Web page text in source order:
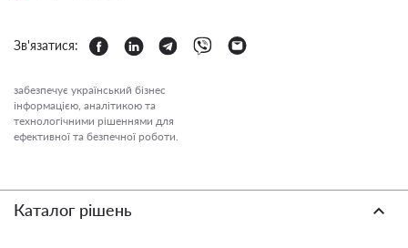
Зв'язатися:
забезпечує український бізнес
інформацією, аналітикою та
технологічними рішеннями для
ефективної та безпечної роботи.
Каталог рішень